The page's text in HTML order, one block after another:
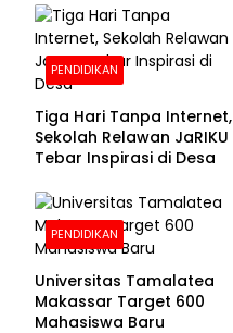
Pendaftaran Segera
Dibuka
PENDIDIKAN
Tiga Hari Tanpa Internet,
Sekolah Relawan JaRIKU
Tebar Inspirasi di Desa
PENDIDIKAN
Universitas Tamalatea
Makassar Target 600
Mahasiswa Baru